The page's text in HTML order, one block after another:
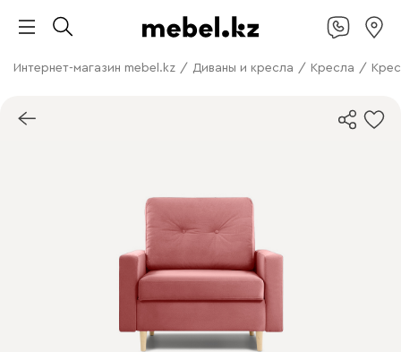
Интернет-магазин mebel.kz / Диваны и кресла / Кресла /